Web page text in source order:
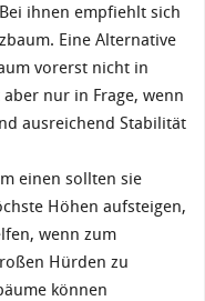
ihnen empfiehlt sich
Eine Alternative
vorerst nicht in
nur in Frage, wenn
ausreichend Stabilität
einen sollten sie
Höhen aufsteigen,
wenn zum
Hürden zu
können